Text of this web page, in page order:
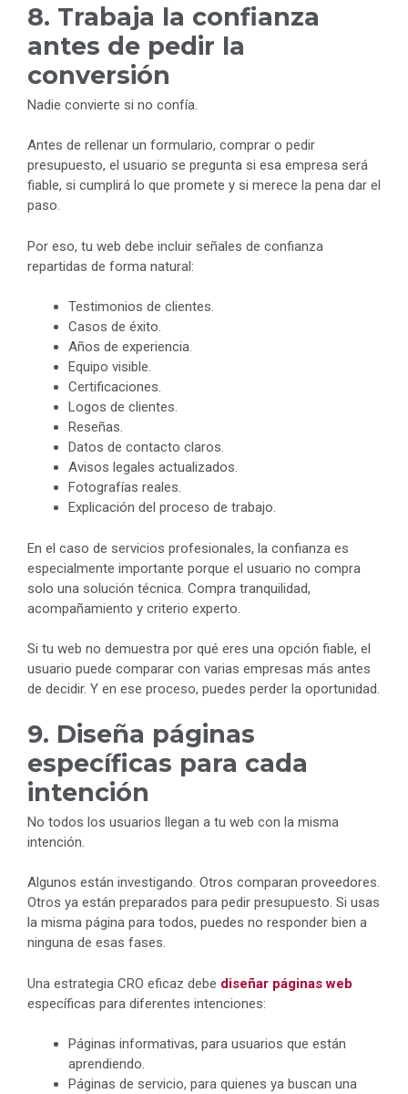
8. Trabaja la confianza
antes de pedir la
conversión
Nadie convierte si no confía.
Antes de rellenar un formulario, comprar o pedir
presupuesto, el usuario se pregunta si esa empresa será
fiable, si cumplirá lo que promete y si merece la pena dar el
paso.
Por eso, tu web debe incluir señales de confianza
repartidas de forma natural:
Testimonios de clientes.
Casos de éxito.
Años de experiencia.
Equipo visible.
Certificaciones.
Logos de clientes.
Reseñas.
Datos de contacto claros.
Avisos legales actualizados.
Fotografías reales.
Explicación del proceso de trabajo.
En el caso de servicios profesionales, la confianza es
especialmente importante porque el usuario no compra
solo una solución técnica. Compra tranquilidad,
acompañamiento y criterio experto.
Si tu web no demuestra por qué eres una opción fiable, el
usuario puede comparar con varias empresas más antes
de decidir. Y en ese proceso, puedes perder la oportunidad.
9. Diseña páginas
específicas para cada
intención
No todos los usuarios llegan a tu web con la misma
intención.
Algunos están investigando. Otros comparan proveedores.
Otros ya están preparados para pedir presupuesto. Si usas
la misma página para todos, puedes no responder bien a
ninguna de esas fases.
Una estrategia CRO eficaz debe diseñar páginas web
específicas para diferentes intenciones:
Páginas informativas, para usuarios que están
aprendiendo.
Páginas de servicio, para quienes ya buscan una